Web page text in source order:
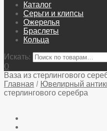
Каталог
Серьги и клипсы
Ожерелья
Браслеты
Кольца
Искать:
0
Ваза из стерлингового
Главная / Ювелирный
стерлингового серебра